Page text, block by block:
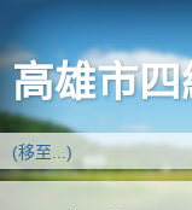
高雄市